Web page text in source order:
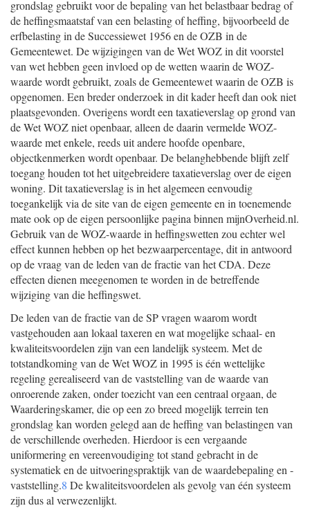
grondslag gebruikt voor de bepaling van het belastbaar bedrag of
de heffingsmaatstaf van een belasting of heffing, bijvoorbeeld de
erfbelasting in de Successiewet 1956 en de OZB in de
Gemeentewet. De wijzigingen van de Wet WOZ in dit voorstel
van wet hebben geen invloed op de wetten waarin de WOZ-
waarde wordt gebruikt, zoals de Gemeentewet waarin de OZB is
opgenomen. Een breder onderzoek in dit kader heeft dan ook niet
plaatsgevonden. Overigens wordt een taxatieverslag op grond van
de Wet WOZ niet openbaar, alleen de daarin vermelde WOZ-
waarde met enkele, reeds uit andere hoofde openbare,
objectkenmerken wordt openbaar. De belanghebbende blijft zelf
toegang houden tot het uitgebreidere taxatieverslag over de eigen
woning. Dit taxatieverslag is in het algemeen eenvoudig
toegankelijk via de site van de eigen gemeente en in toenemende
mate ook op de eigen persoonlijke pagina binnen mijnOverheid.nl.
Gebruik van de WOZ-waarde in heffingswetten zou echter wel
effect kunnen hebben op het bezwaarpercentage, dit in antwoord
op de vraag van de leden van de fractie van het CDA. Deze
effecten dienen meegenomen te worden in de betreffende
wijziging van die heffingswet.
De leden van de fractie van de SP vragen waarom wordt
vastgehouden aan lokaal taxeren en wat mogelijke schaal- en
kwaliteitsvoordelen zijn van een landelijk systeem. Met de
totstandkoming van de Wet WOZ in 1995 is één wettelijke
regeling gerealiseerd van de vaststelling van de waarde van
onroerende zaken, onder toezicht van een centraal orgaan, de
Waarderingskamer, die op een zo breed mogelijk terrein ten
grondslag kan worden gelegd aan de heffing van belastingen van
de verschillende overheden. Hierdoor is een vergaande
uniformering en vereenvoudiging tot stand gebracht in de
systematiek en de uitvoeringspraktijk van de waardebepaling en -
vaststelling.8 De kwaliteitsvoordelen als gevolg van één systeem
zijn dus al verwezenlijkt.